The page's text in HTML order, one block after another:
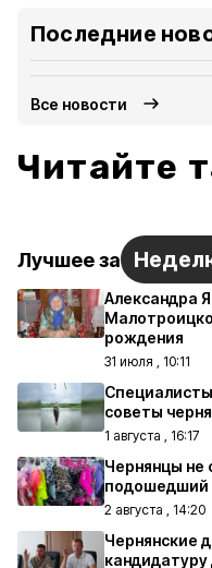
Последние
Все новости
Читайте
Лучшее за
Александра
рождения
31 июля , 10:11
советы
1 августа , 16:17
Чернянцы не
подошедший
2 августа , 14:20
Чернянские
кандидатуру